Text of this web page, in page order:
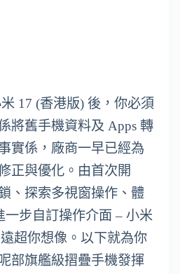
17 (香港版) 後，你必須
將舊手機資料及 Apps 轉
實係，廠商一早已經為
正與優化。由首次開
、探索多視窗操作、體
步自訂操作介面 – 小米
超你想像。以下就為你
部旗艦級摺疊手機發揮